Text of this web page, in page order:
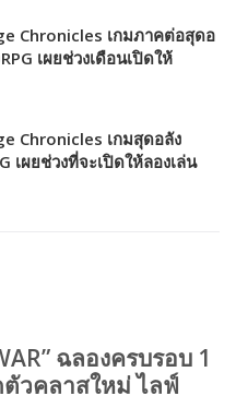
Chronicles เกมภาคต่อสุดอ
เผยช่วงเดือนเปิดให้
Chronicles เกมสุดอลัง
เผยช่วงที่จะเปิดให้ลองเล่น
ฉลองครบรอบ 1
วคลาสใหม่ ไลฟ์